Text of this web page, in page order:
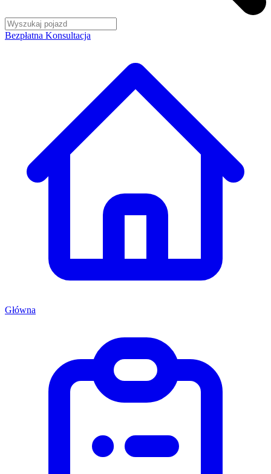
Bezpłatna Konsultacja
Główna